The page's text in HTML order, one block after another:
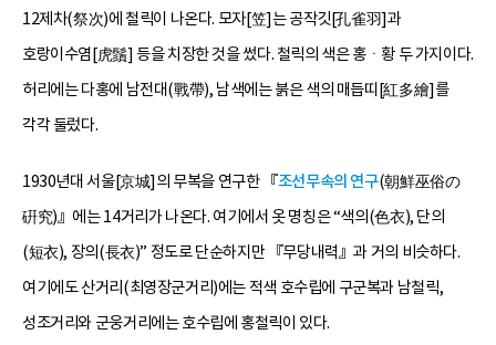
12제차(祭次)에 철릭이 나온다. 모자[笠]는 공작깃[孔雀羽]과
호랑이수염[虎鬚] 등을 치장한 것을 썼다. 철릭의 색은 홍ㆍ황 두 가지이다.
허리에는 다홍에 남전대(戰帶), 남색에는 붉은 색의 매듭띠[紅多繪]를
각각 둘렀다.
1930년대 서울[京城]의 무복을 연구한 『조선무속의 연구(朝鮮巫俗の
硏究)』에는 14거리가 나온다. 여기에서 옷 명칭은 “색의(色衣), 단의
(短衣), 장의(長衣)” 정도로 단순하지만 『무당내력』과 거의 비슷하다.
여기에도 산거리(최영장군거리)에는 적색 호수립에 구군복과 남철릭,
성조거리와 군웅거리에는 호수립에 홍철릭이 있다.